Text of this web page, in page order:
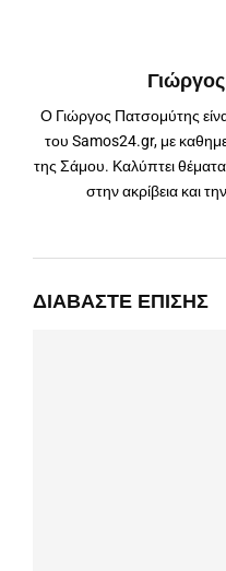
Ο Γιώργος Πατσομύτης
του Samos24.gr, με
της Σάμου. Καλύπτει
στην ακρίβεια και
ΔΙΑΒΆΣΤΕ ΕΠΊΣΗΣ